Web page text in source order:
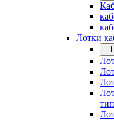
Лотки